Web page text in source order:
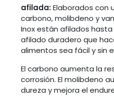
afilada:Elaborados con
carbono, molibdeno y
Inox están afilados
afilado duradero que
alimentos sea fácil y sin
El carbono aumenta la
corrosión. El molibdeno
dureza y mejora el